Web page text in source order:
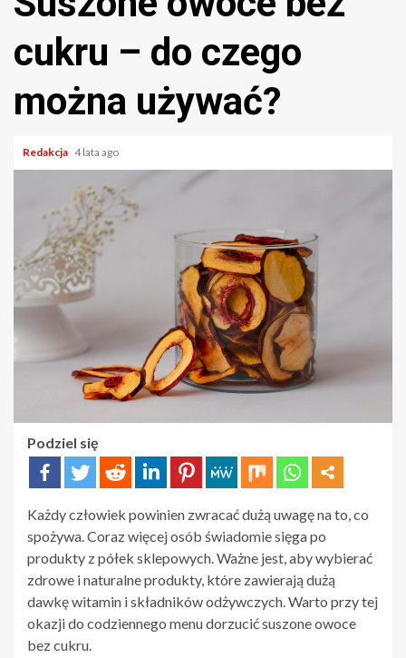
cukru – do czego
można używać?
Redakcja 4 lata ago
Podziel się
Każdy człowiek powinien zwracać dużą uwagę na to, co
spożywa. Coraz więcej osób świadomie sięga po
produkty z półek sklepowych. Ważne jest, aby wybierać
zdrowe i naturalne produkty, które zawierają dużą
dawkę witamin i składników odżywczych. Warto przy tej
okazji do codziennego menu dorzucić suszone owoce
bez cukru.